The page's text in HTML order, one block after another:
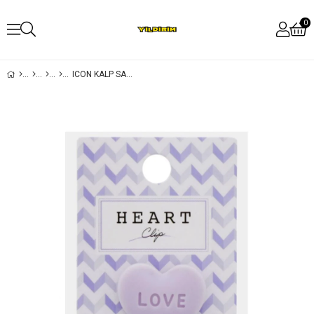
0
ICON KALP SAPLI ÇELIK KISKAÇ MOR